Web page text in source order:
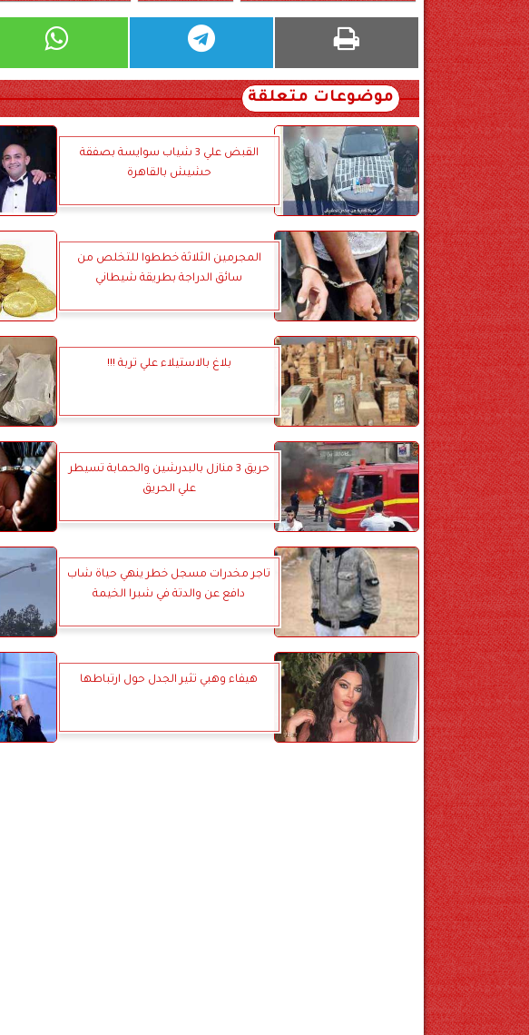
موضوعات متعلقة
القبض علي 3 شياب سوايسة بصفقة
حشيش بالقاهرة
المجرمين الثلاثة خططوا للتخلص من
سائق الدراجة بطريقة شيطاني
بلاغ بالاستيلاء علي تربة !!!
حريق 3 منازل بالبدرشين والحمابة تسيطر
علي الحريق
تاجر مخدرات مسجل خطر ينهي حياة شاب
دافع عن والدتة في شبرا الخيمة
هيفاء وهبي تثير الجدل حول ارتباطها